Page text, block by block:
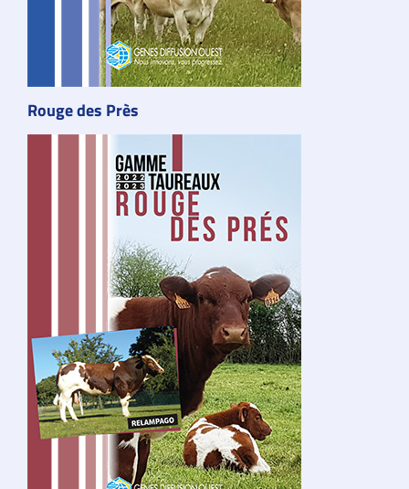
Rouge des Près